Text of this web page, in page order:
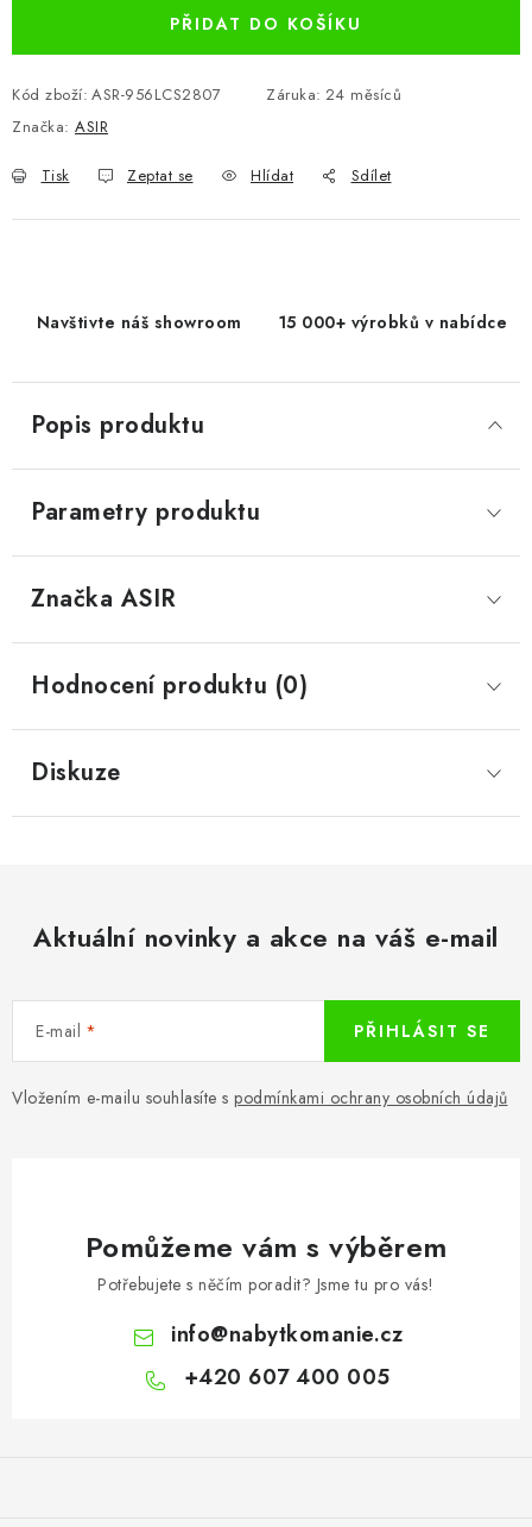
PŘIDAT DO KOŠÍKU
Kód zboží: ASR-956LCS2807 Záruka: 24 měsíců
Značka: ASIR
Tisk Zeptat se Hlídat Sdílet
Navštivte náš showroom 15 000+ výrobků v nabídce
Popis produktu
Parametry produktu
Značka ASIR
Hodnocení produktu (0)
Diskuze
Aktuální novinky a akce na váš e-mail
E-mail
Vložením e-mailu souhlasíte s podmínkami ochrany osobních údajů
PŘIHLÁSIT SE
Pomůžeme vám s výběrem
Potřebujete s něčím poradit? Jsme tu pro vás!
info@nabytkomanie.cz
+420 607 400 005